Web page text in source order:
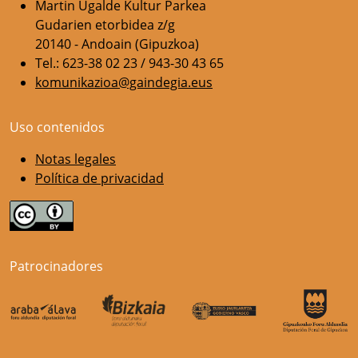
Martin Ugalde Kultur Parkea
Gudarien etorbidea z/g
20140 - Andoain (Gipuzkoa)
Tel.: 623-38 02 23 / 943-30 43 65
komunikazioa@gaindegia.eus
Uso contenidos
Notas legales
Política de privacidad
Patrocinadores